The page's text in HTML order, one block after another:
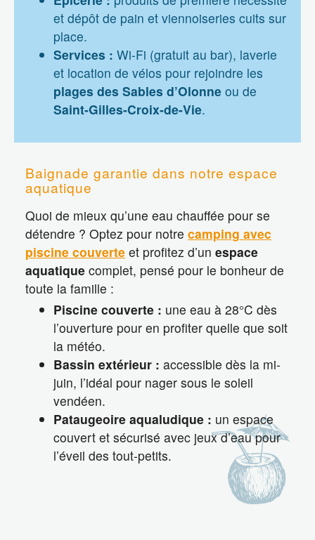
et dépôt de pain et viennoiseries cuits sur
place.
Services : Wi-Fi (gratuit au bar), laverie
et location de vélos pour rejoindre les
plages des Sables d’Olonne ou de
Saint-Gilles-Croix-de-Vie.
Baignade garantie dans notre espace
aquatique
Quoi de mieux qu’une eau chauffée pour se
détendre ? Optez pour notre camping avec
piscine couverte et profitez d’un espace
aquatique complet, pensé pour le bonheur de
toute la famille :
Piscine couverte : une eau à 28°C dès
l’ouverture pour en profiter quelle que soit
la météo.
Bassin extérieur : accessible dès la mi-
juin, l’idéal pour nager sous le soleil
vendéen.
Pataugeoire aqualudique : un espace
couvert et sécurisé avec jeux d’eau pour
l’éveil des tout-petits.